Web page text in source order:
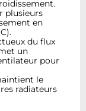
plusieurs
en
du flux
un
pour
le
radiateurs